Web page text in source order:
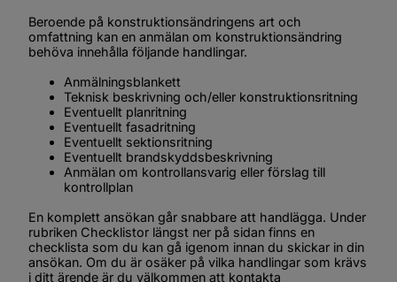
Beroende på konstruktionsändringens art och
omfattning kan en anmälan om konstruktionsändring
behöva innehålla följande handlingar.
Anmälningsblankett
Teknisk beskrivning och/eller konstruktionsritning
Eventuellt planritning
Eventuellt fasadritning
Eventuellt sektionsritning
Eventuellt brandskyddsbeskrivning
Anmälan om kontrollansvarig eller förslag till
kontrollplan
En komplett ansökan går snabbare att handlägga. Under
rubriken Checklistor längst ner på sidan finns en
checklista som du kan gå igenom innan du skickar in din
ansökan. Om du är osäker på vilka handlingar som krävs
i ditt ärende är du välkommen att kontakta